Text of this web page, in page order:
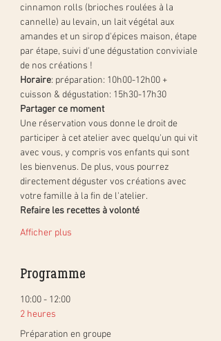
cinnamon rolls (brioches roulées à la
cannelle) au levain, un lait végétal aux
amandes et un sirop d'épices maison, étape
par étape, suivi d'une dégustation conviviale
de nos créations !
Horaire: préparation: 10h00-12h00 +
cuisson & dégustation: 15h30-17h30
Partager ce moment
Une réservation vous donne le droit de
participer à cet atelier avec quelqu'un qui vit
avec vous, y compris vos enfants qui sont
les bienvenus. De plus, vous pourrez
directement déguster vos créations avec
votre famille à la fin de l'atelier.
Refaire les recettes à volonté
Afficher plus
Programme
10:00 - 12:00
2 heures
Préparation en groupe